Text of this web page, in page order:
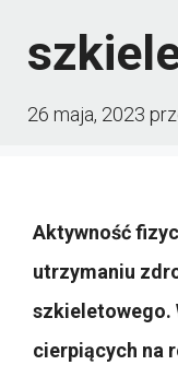
26 maja, 2023
Aktywność
utrzymaniu
szkieletowego.
cierpiących na